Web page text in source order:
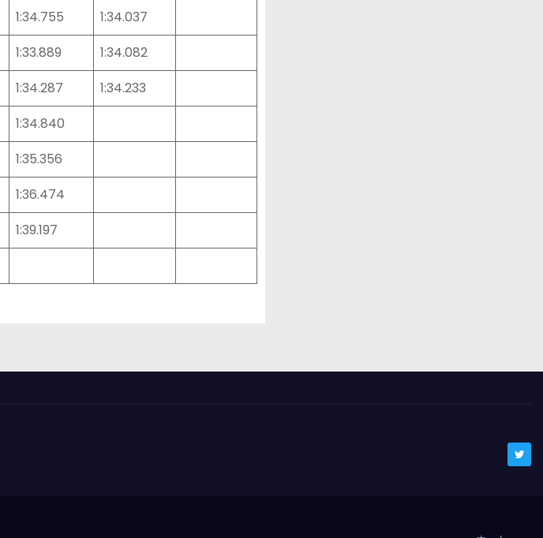
1:34.755
1:34.037
1:33.889
1:34.082
1:34.287
1:34.233
1:34.840
1:35.356
1:36.474
1:39.197